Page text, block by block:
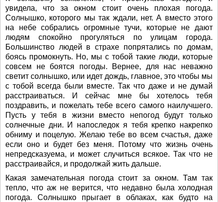
увидела, что за окном стоит очень плохая погода.
Солнышко, которого мы так ждали, нет. А вместо этого
на небе собрались огромные тучи, которые не дают
людям спокойно прогуляться по улицам города.
Большинство людей в страхе попрятались по домам,
боясь промокнуть. Но, мы с тобой такие люди, которые
совсем не боятся погоды. Вернее, для нас неважно
светит солнышко, или идет дождь, главное, это чтобы мы
с тобой всегда были вместе. Так что даже и не думай
расстраиваться. И сейчас мне бы хотелось тебя
поздравить, и пожелать тебе всего самого наилучшего.
Пусть у тебя в жизни вместо непогод будут только
солнечные дни. И напоследок я тебя крепко накрепко
обниму и поцелую. Желаю тебе во всем счастья, даже
если оно и будет без меня. Потому что жизнь очень
непредсказуема, и может случиться всякое. Так что не
расстраивайся, и продолжай жить дальше.
Какая замечательная погода стоит за окном. Там так
тепло, что аж не верится, что недавно была холодная
погода. Солнышко прыгает в облаках, как будто на